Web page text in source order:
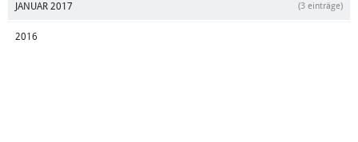
JANUAR 2017 (3 einträge)
2016